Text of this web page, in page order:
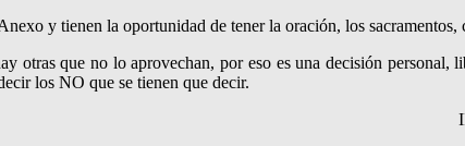
y tienen la oportuni­dad de tener la oración, los sacramentos,
otras que no lo aprovechan, por eso es una decisión
los NO que se tienen que decir.